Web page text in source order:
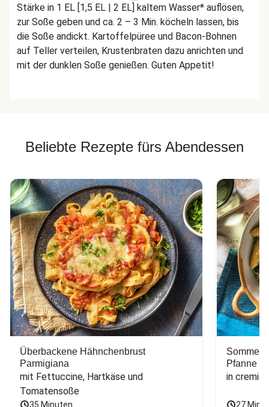
Stärke in 1 EL [1,5 EL | 2 EL] kaltem Wasser* auflösen,
zur Soße geben und ca. 2 – 3 Min. köcheln lassen, bis
die Soße andickt. Kartoffelpüree und Bacon-Bohnen
auf Teller verteilen, Krustenbraten dazu anrichten und
mit der dunklen Soße genießen. Guten Appetit!
Beliebte Rezepte fürs Abendessen
Überbackene Hähnchenbrust
Parmigiana
mit Fettuccine, Hartkäse und
Tomatensoße
35 Minuten
Pfanne
in
27